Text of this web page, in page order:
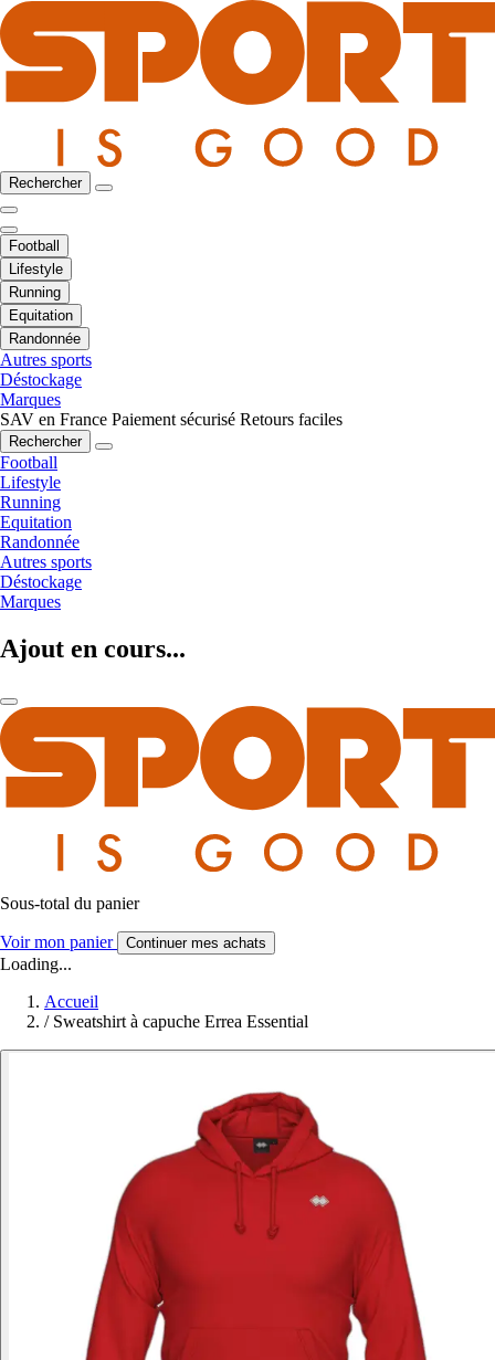
Rechercher
Football
Lifestyle
Running
Equitation
Randonnée
Autres sports
Déstockage
Marques
SAV en France Paiement sécurisé Retours faciles
Rechercher
Football
Lifestyle
Running
Equitation
Randonnée
Autres sports
Déstockage
Marques
Ajout en cours...
Sous-total du panier
Voir mon panier Continuer mes achats
Loading...
Accueil
/ Sweatshirt à capuche Errea Essential